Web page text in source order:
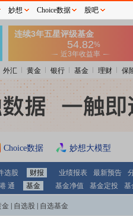
外汇 黄金 银行 基金 理财 保
Choice数据 妙想大模型
选股 财报 业绩报表 最新预告
通 基金 基金净值 基金定投 基
金 自选股 自选基金
妙想 Choice数据 股吧